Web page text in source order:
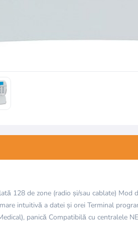
128 de zone (radio și/sau cablate)
intuitivă a datei și orei Terminal
panică Compatibilă cu centralele